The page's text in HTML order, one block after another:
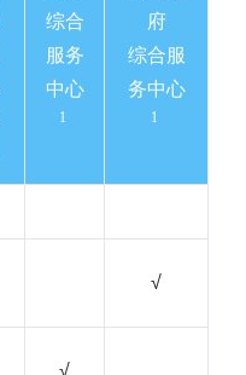
综合
服务
中心
1
府
综合服
务中心
1
√
√